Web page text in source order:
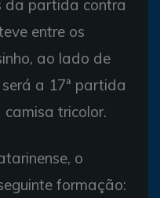
da partida contra
entre os
ao lado de
a 17ª partida
tricolor.
o
formação: